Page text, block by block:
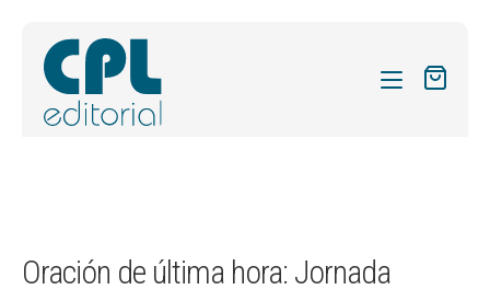
FORMAS
Oración de última hora: Jornada